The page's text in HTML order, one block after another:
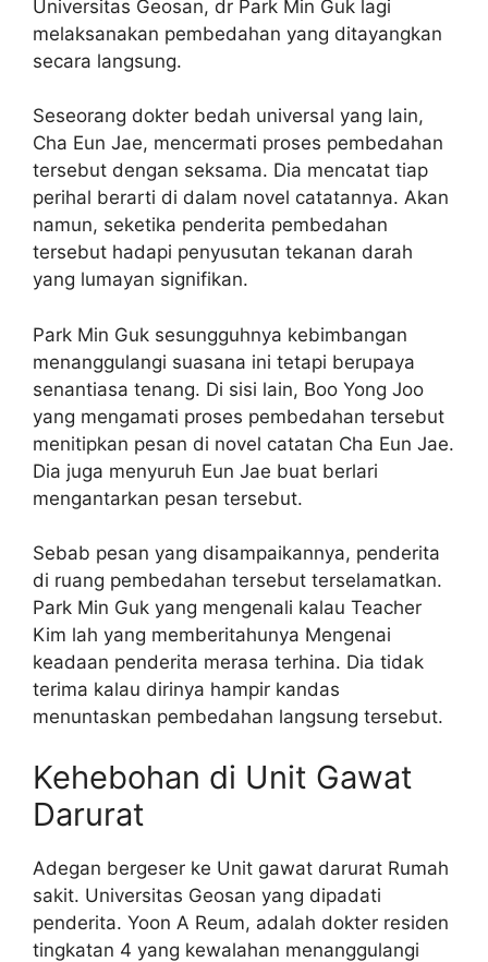
Universitas Geosan, dr Park Min Guk lagi
melaksanakan pembedahan yang ditayangkan
secara langsung.
Seseorang dokter bedah universal yang lain,
Cha Eun Jae, mencermati proses pembedahan
tersebut dengan seksama. Dia mencatat tiap
perihal berarti di dalam novel catatannya. Akan
namun, seketika penderita pembedahan
tersebut hadapi penyusutan tekanan darah
yang lumayan signifikan.
Park Min Guk sesungguhnya kebimbangan
menanggulangi suasana ini tetapi berupaya
senantiasa tenang. Di sisi lain, Boo Yong Joo
yang mengamati proses pembedahan tersebut
menitipkan pesan di novel catatan Cha Eun Jae.
Dia juga menyuruh Eun Jae buat berlari
mengantarkan pesan tersebut.
Sebab pesan yang disampaikannya, penderita
di ruang pembedahan tersebut terselamatkan.
Park Min Guk yang mengenali kalau Teacher
Kim lah yang memberitahunya Mengenai
keadaan penderita merasa terhina. Dia tidak
terima kalau dirinya hampir kandas
menuntaskan pembedahan langsung tersebut.
Kehebohan di Unit Gawat
Darurat
Adegan bergeser ke Unit gawat darurat Rumah
sakit. Universitas Geosan yang dipadati
penderita. Yoon A Reum, adalah dokter residen
tingkatan 4 yang kewalahan menanggulangi